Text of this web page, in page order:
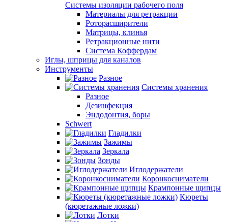
Системы изоляции рабочего поля
Материалы для ретракции
Роторасширители
Матрицы, клинья
Ретракционные нити
Система Коффердам
Иглы, шприцы для каналов
Инструменты
Разное
Системы хранения
Разное
Дезинфекция
Эндодонтия, боры
Schwert
Гладилки
Зажимы
Зеркала
Зонды
Иглодержатели
Коронкосниматели
Крампонные щипцы
Кюреты
(кюретажные ложки)
Лотки